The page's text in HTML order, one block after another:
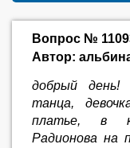
Вопрос №
Автор:
добрый день!
танца,
платье, в
Радионова на